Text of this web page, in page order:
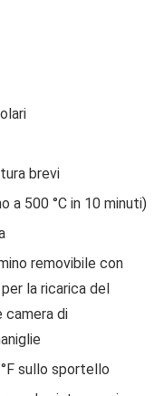
brevi
a 500 °C in 10 minuti)
removibile con
la ricarica del
camera di
sullo sportello